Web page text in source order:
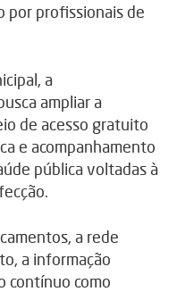
por profissionais de
a
ampliar a
de acesso gratuito
e acompanhamento
pública voltadas à
a rede
a informação
contínuo como